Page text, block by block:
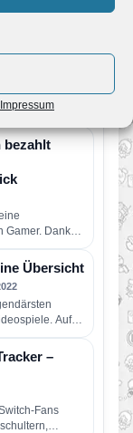
Impressum
App
ist ab sofort für
Online
bezahlt
Gamer. Dank
ist das…
Übersicht
Auf
–
Fans